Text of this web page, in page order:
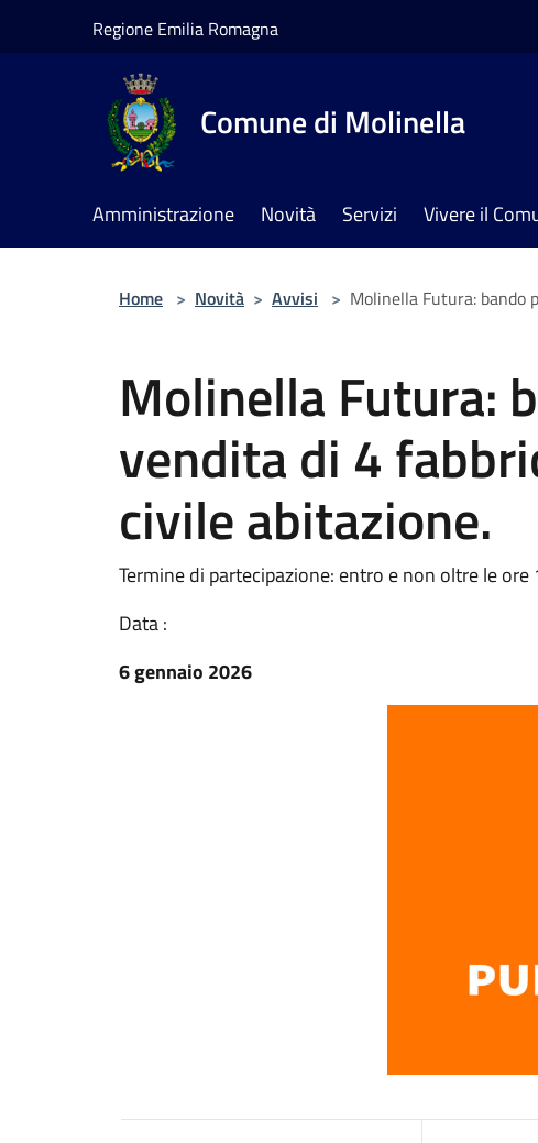
Regione Emilia Romagna
Comune di Molinella
Amministrazione Novità Servizi Vivere il
Home > Novità > Avvisi > Molinella Futura: bando
Molinella Futura:
vendita di 4
civile abitazione.
Termine di partecipazione: entro e non oltre le
Data :
6 gennaio 2026